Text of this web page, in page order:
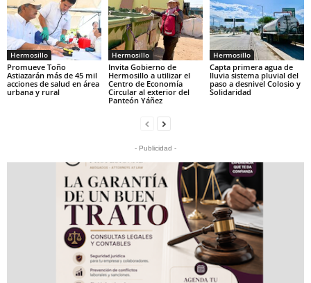
Hermosillo
Promueve Toño
Astiazarán más de 45 mil
acciones de salud en área
urbana y rural
Hermosillo
Invita Gobierno de
Hermosillo a utilizar el
Centro de Economía
Circular al exterior del
Panteón Yáñez
Hermosillo
Capta primera agua de
lluvia sistema pluvial del
paso a desnivel Colosio y
Solidaridad
- Publicidad -